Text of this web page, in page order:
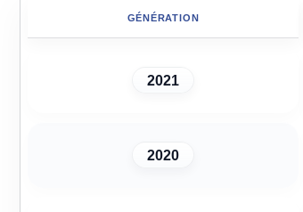
GÉNÉRATION
2021
2020